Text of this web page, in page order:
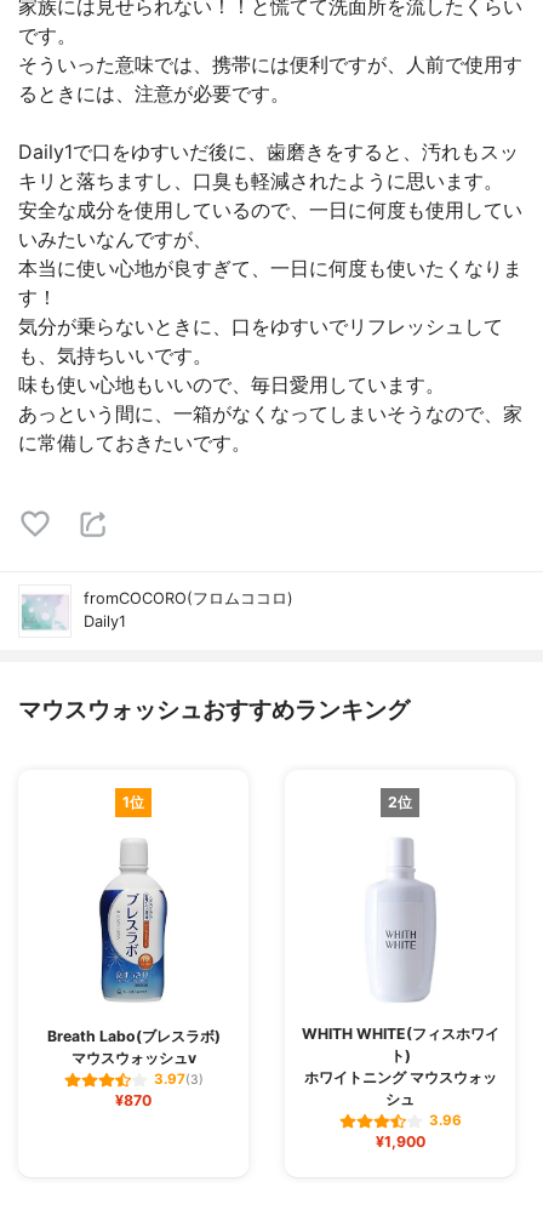
家族には見せられない！！と慌てて洗面所を流したくらい
です。
そういった意味では、携帯には便利ですが、人前で使用す
るときには、注意が必要です。
Daily1で口をゆすいだ後に、歯磨きをすると、汚れもスッ
キリと落ちますし、口臭も軽減されたように思います。
安全な成分を使用しているので、一日に何度も使用してい
いみたいなんですが、
本当に使い心地が良すぎて、一日に何度も使いたくなりま
す！
気分が乗らないときに、口をゆすいでリフレッシュして
も、気持ちいいです。
味も使い心地もいいので、毎日愛用しています。
あっという間に、一箱がなくなってしまいそうなので、家
に常備しておきたいです。
fromCOCORO(フロムココロ)
Daily1
マウスウォッシュおすすめランキング
1位
Breath Labo(ブレスラボ)
マウスウォッシュv
3.97(3)
¥870
2位
WHITH WHITE(フィスホワイ
ト)
ホワイトニング マウスウォッ
シュ
3.96
¥1,900